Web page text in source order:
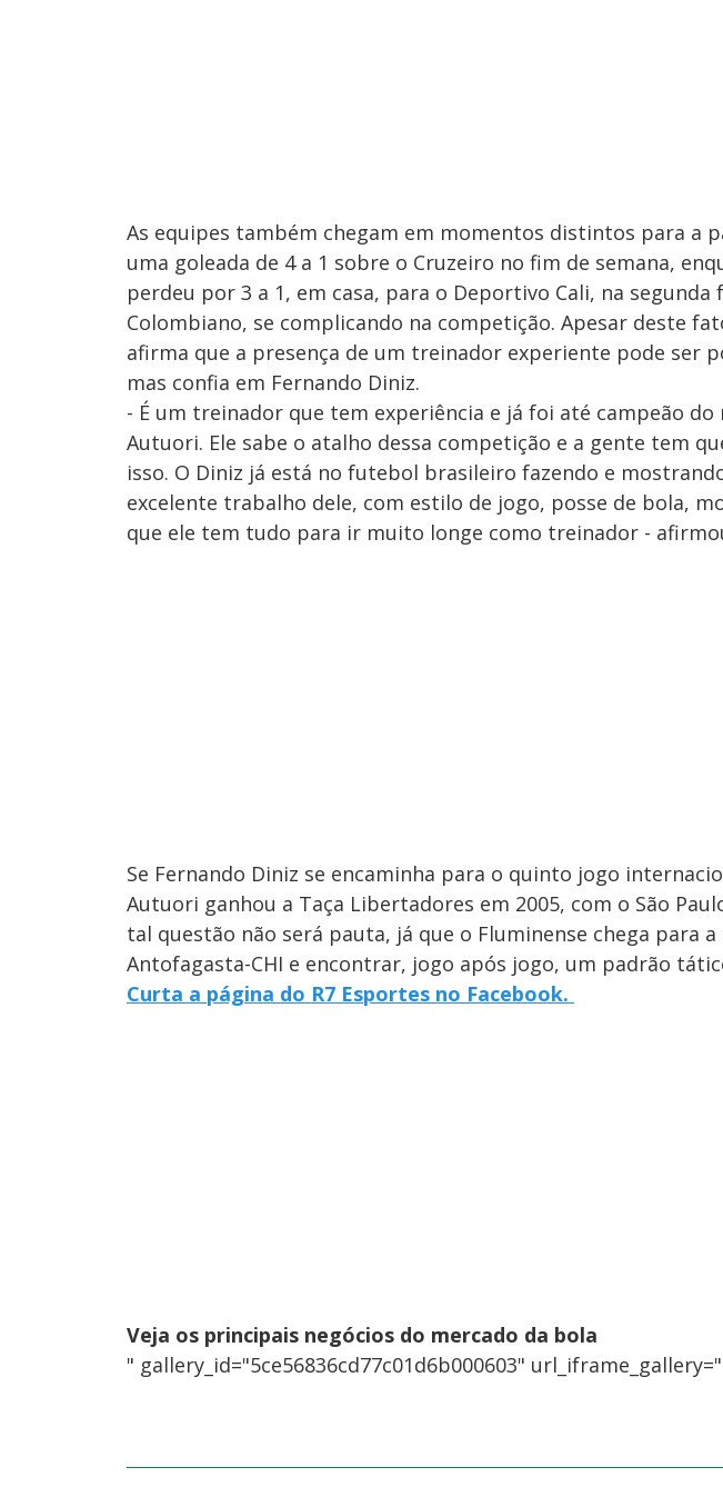
As equipes também chegam em momentos distintos para a
uma goleada de 4 a 1 sobre o Cruzeiro no fim de semana,
perdeu por 3 a 1, em casa, para o Deportivo Cali, na segunda
Colombiano, se complicando na competição. Apesar deste
afirma que a presença de um treinador experiente pode ser
mas confia em Fernando Diniz.
- É um treinador que tem experiência e já foi até campeão do
Autuori. Ele sabe o atalho dessa competição e a gente tem
isso. O Diniz já está no futebol brasileiro fazendo e
excelente trabalho dele, com estilo de jogo, posse de bola,
que ele tem tudo para ir muito longe como treinador -
Se Fernando Diniz se encaminha para o quinto jogo
Autuori ganhou a Taça Libertadores em 2005, com o São
tal questão não será pauta, já que o Fluminense chega para
Antofagasta-CHI e encontrar, jogo após jogo, um padrão
Curta a página do R7 Esportes no Facebook.
Veja os principais negócios do mercado da bola
" gallery_id="5ce56836cd77c01d6b000603"